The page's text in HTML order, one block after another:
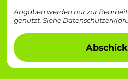
Angaben werden nur zur
genutzt. Siehe